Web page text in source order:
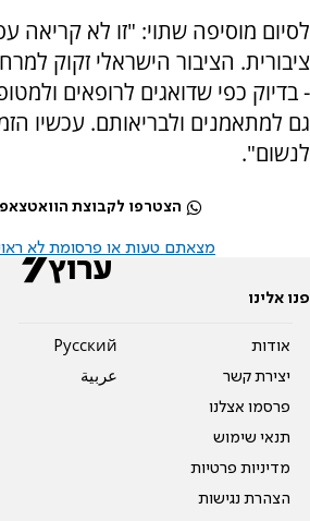
לסיום מוסיפה שתוי: "זו לא קריאה
ציבורית. הציבור הישראלי זקוק
- בדיוק כפי שדואגים לרופאים
גם למתאמנים ולבריאותם. עכשיו
לנשום".
הצטרפו לקבוצת הוואטצאפ
מצאתם טעות או פרסומת לא
פנו אלינו
אודות
יצירת קשר
פרסמו אצלנו
תנאי שימוש
מדיניות פרטיות
הצהרת נגישות
Pусский
عربية